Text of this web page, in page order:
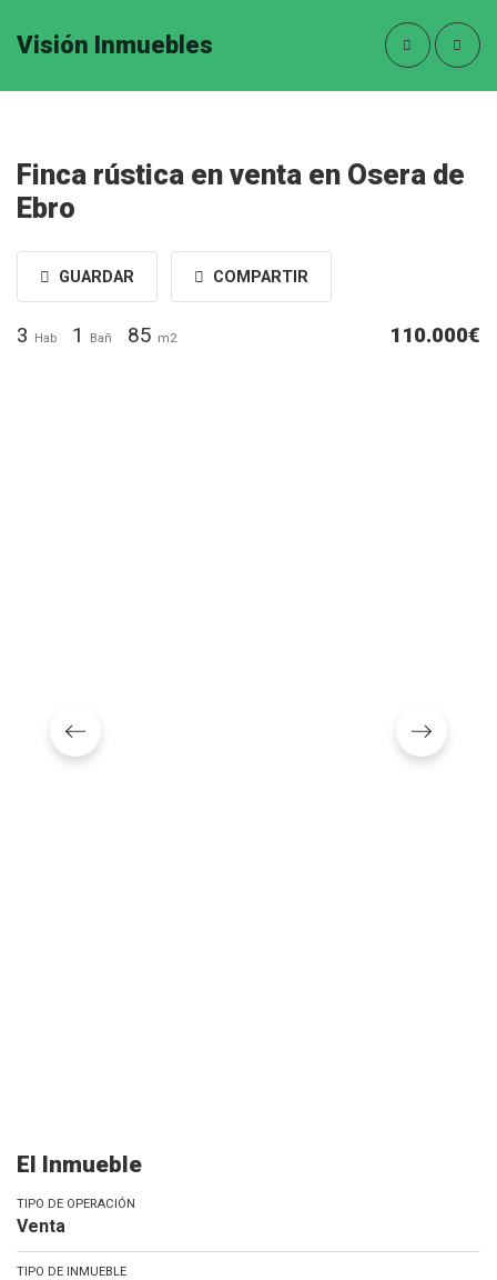
Visión Inmuebles
Finca rústica en venta en Osera de
Ebro
GUARDAR COMPARTIR
3 Hab 1 Bañ 85 m2 110.000€
El Inmueble
TIPO DE OPERACIÓN
Venta
TIPO DE INMUEBLE